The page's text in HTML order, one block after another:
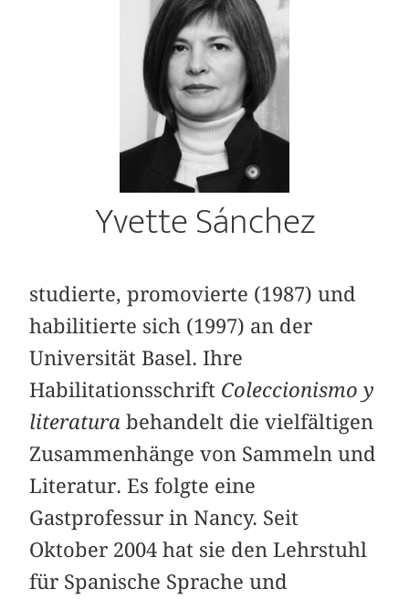
Yvette Sánchez
studierte, promovierte (1987) und
habilitierte sich (1997) an der
Universität Basel. Ihre
Habilitationsschrift Coleccionismo y
literatura behandelt die vielfältigen
Zusammenhänge von Sammeln und
Literatur. Es folgte eine
Gastprofessur in Nancy. Seit
Oktober 2004 hat sie den Lehrstuhl
für Spanische Sprache und